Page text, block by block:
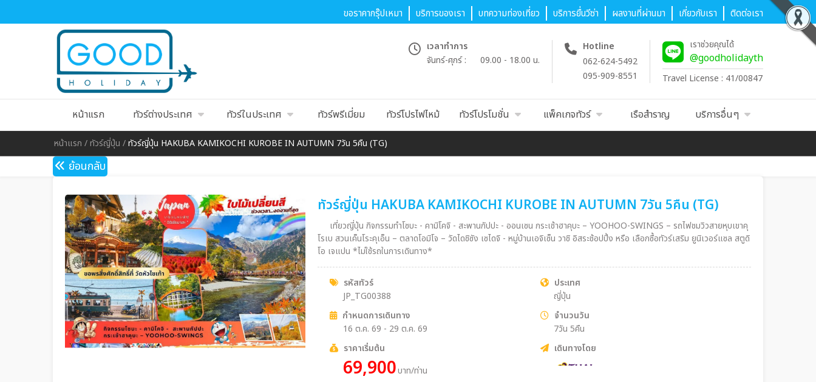
ขอราคากรุ๊ปเหมา บริการของเรา บทความท่องเที่ยว บริการยื่นวีซ่า ผลงานที่ผ่านมา เกี่ยวกับเรา ติดต่อเรา
เวลาทำการ
จันทร์-ศุกร์ :
09.00 - 18.00 น.
Hotline
062-624-5492
095-909-8551
เราช่วยคุณได้
@goodholidayth
Travel License : 41/00847
หน้าแรก ทัวร์ต่างประเทศ ทัวร์ในประเทศ ทัวร์พรีเมี่ยม ทัวร์โปรไฟไหม้ ทัวร์โปรโมชั่น แพ็คเกจทัวร์ เรือสำราญ บริการอื่นๆ
หน้าแรก /ทัวร์ญี่ปุ่น /ทัวร์ญี่ปุ่น HAKUBA KAMIKOCHI KUROBE IN AUTUMN 7วัน 5คืน (TG)
ย้อนกลับ
ทัวร์ญี่ปุ่น HAKUBA KAMIKOCHI KUROBE IN AUTUMN 7วัน 5คืน (TG)
เที่ยวญี่ปุ่น กิจกรรมทำโซบะ - คามิโคจิ - สะพานกัปปะ - ออนเซน กระเช้าฮาคุบะ – YOOHOO-SWINGS – รถไฟชมวิวสายหุบเขาคุ
โรเบ สวนเค็นโระคุเอ็น – ตลาดโอมิโจ – วัดไดชิซัง เซไดจิ - หมู่บ้านเอจิเซ็น วาชิ อิสระช้อปปิ้ง หรือ เลือกซื้อทัวร์เสริม ยูนิเวอร์แซล สตูดิ
โอ เจแปน *ไม่ใช้รถในการเดินทาง*
รหัสทัวร์
JP_TG00388
ประเทศ
ญี่ปุ่น
กำหนดการเดินทาง
16 ต.ค. 69 - 29 ต.ค. 69
จำนวนวัน
7วัน 5คืน
ราคาเริ่มต้น
69,900บาท/ท่าน
เดินทางโดย